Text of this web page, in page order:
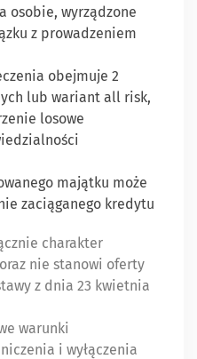
osobie, wyrządzone
z prowadzeniem
obejmuje 2
lub wariant all risk,
losowe
majątku może
zaciąganego kredytu
charakter
nie stanowi oferty
z dnia 23 kwietnia
warunki
i wyłączenia